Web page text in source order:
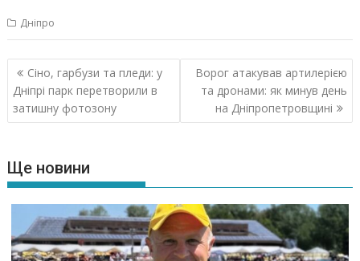
Дніпро
Навігація
записів
Сіно, гарбузи та пледи: у
Дніпрі парк перетворили в
затишну фотозону
Ворог атакував артилерією
та дронами: як минув день
на Дніпропетровщині
Ще новини